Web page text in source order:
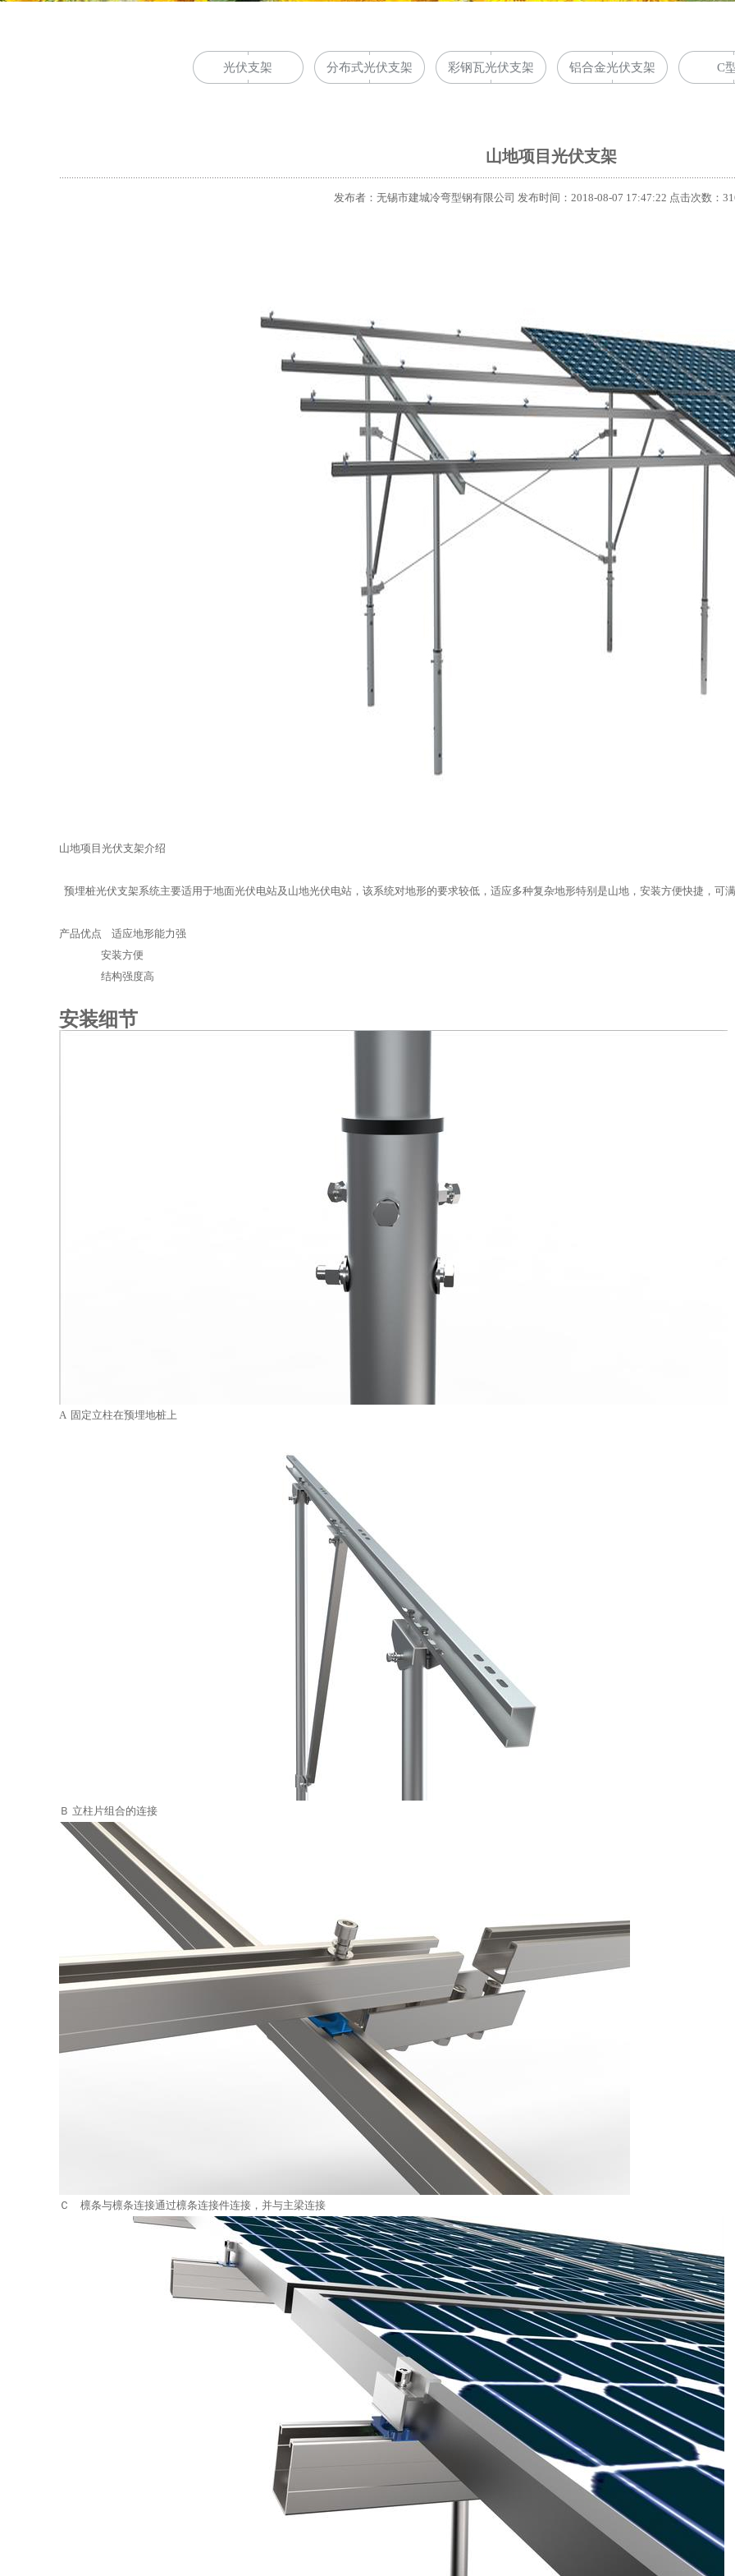
光伏支架 分布式光伏支架 彩钢瓦光伏支架 铝合金光伏支架 C
山地项目光伏支架
发布者：无锡市建城冷弯型钢有限公司 发布时间：2018-08-07 17:47:22 点击次数：
山地项目光伏支架介绍
预埋桩光伏支架系统主要适用于地面光伏电站及山地光伏电站，该系统对地形的要求较低，适应多种复杂地形特别是山地，安装方便快捷，可满
产品优点 适应地形能力强
安装方便
结构强度高
安装细节
A 固定立柱在预埋地桩上
Ｂ 立柱片组合的连接
Ｃ 檩条与檩条连接通过檩条连接件连接，并与主梁连接